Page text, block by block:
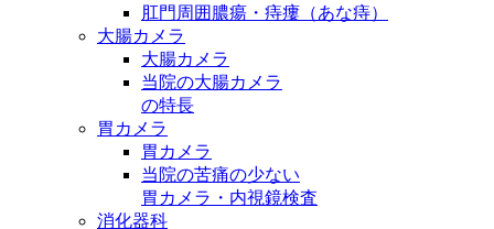
肛門周囲膿瘍・痔瘻（あな痔）
大腸カメラ
大腸カメラ
当院の大腸カメラ
の特長
胃カメラ
胃カメラ
当院の苦痛の少ない
胃カメラ・内視鏡検査
消化器科